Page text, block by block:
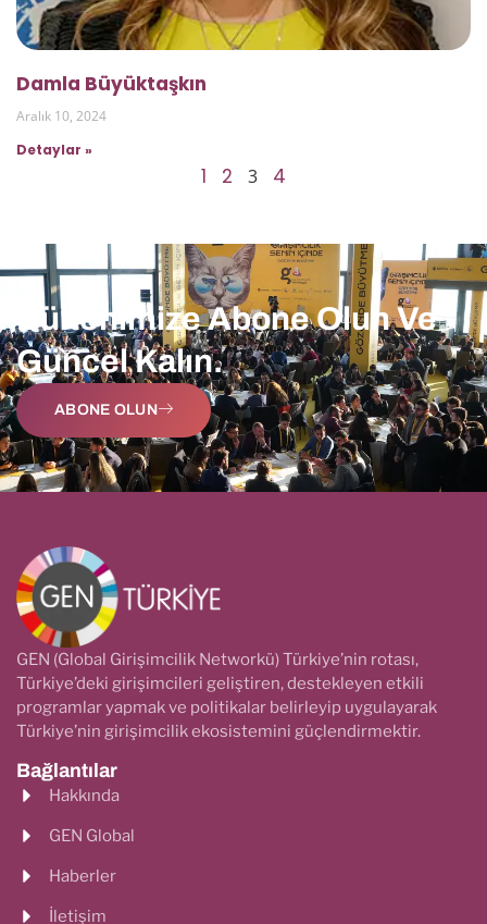
Damla Büyüktaşkın
Aralık 10, 2024
Detaylar »
1 2 3 4
Bültenimize Abone Olun Ve
Güncel Kalın.
ABONE OLUN
GEN (Global Girişimcilik Networkü) Türkiye’nin rotası,
Türkiye’deki girişimcileri geliştiren, destekleyen etkili
programlar yapmak ve politikalar belirleyip uygulayarak
Türkiye’nin girişimcilik ekosistemini güçlendirmektir.
Bağlantılar
Hakkında
GEN Global
Haberler
İletişim